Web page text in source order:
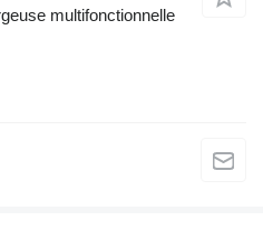
multifonctionnelle